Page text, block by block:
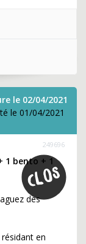
le 02/04/2021
le 01/04/2021
249696
1 bento + 1
des
en